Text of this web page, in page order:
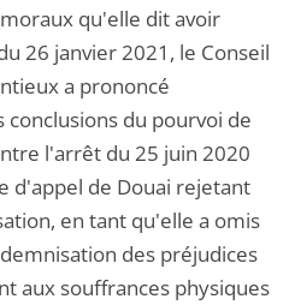
qu'elle dit avoir
26 janvier 2021, le Conseil
a prononcé
du pourvoi de
l'arrêt du 25 juin 2020
d'appel de Douai rejetant
en tant qu'elle a omis
des préjudices
aux souffrances physiques